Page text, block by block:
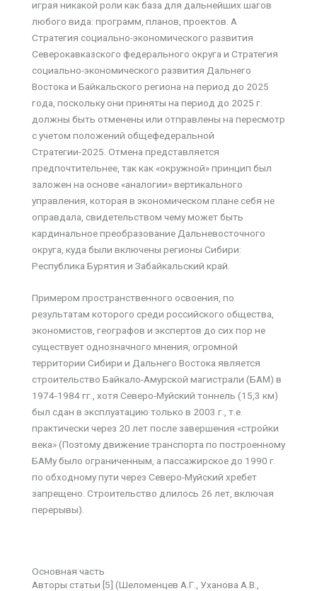
играя никакой роли как база для дальнейших шагов
любого вида: программ, планов, проектов. А
Стратегия социально-экономического развития
Северокавказского федерального округа и Стратегия
социально-экономического развития Дальнего
Востока и Байкальского региона на период до 2025
года, поскольку они приняты на период до 2025 г.
должны быть отменены или отправлены на пересмотр
с учетом положений общефедеральной
Стратегии-2025. Отмена представляется
предпочтительнее, так как «окружной» принцип был
заложен на основе «аналогии» вертикального
управления, которая в экономическом плане себя не
оправдала, свидетельством чему может быть
кардинальное преобразование Дальневосточного
округа, куда были включены регионы Сибири:
Республика Бурятия и Забайкальский край.
Примером пространственного освоения, по
результатам которого среди российского общества,
экономистов, географов и экспертов до сих пор не
существует однозначного мнения, огромной
территории Сибири и Дальнего Востока является
строительство Байкало-Амурской магистрали (БАМ) в
1974-1984 гг., хотя Северо-Муйский тоннель (15,3 км)
был сдан в эксплуатацию только в 2003 г., т.е.
практически через 20 лет после завершения «стройки
века» (Поэтому движение транспорта по построенному
БАМу было ограниченным, а пассажирское до 1990 г.
по обходному пути через Северо-Муйский хребет
запрещено. Строительство длилось 26 лет, включая
перерывы).
Основная часть
Авторы статьи [5] (Шеломенцев А.Г., Уханова А.В.,